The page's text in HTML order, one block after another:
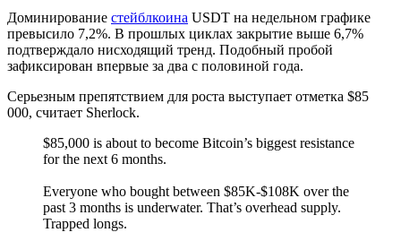
Доминирование стейблкоина USDT на недельном графике
превысило 7,2%. В прошлых циклах закрытие выше 6,7%
подтверждало нисходящий тренд. Подобный пробой
зафиксирован впервые за два с половиной года.
Серьезным препятствием для роста выступает отметка $85
000, считает Sherlock.
$85,000 is about to become Bitcoin’s biggest resistance
for the next 6 months.
Everyone who bought between $85K-$108K over the
past 3 months is underwater. That’s overhead supply.
Trapped longs.